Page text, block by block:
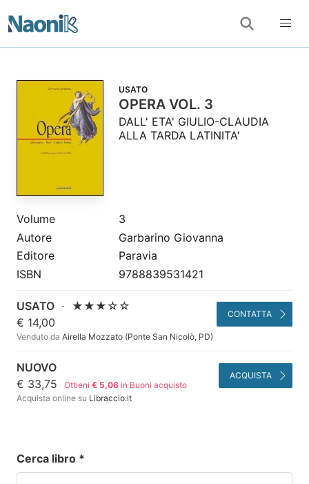
USATO
OPERA VOL. 3
DALL' ETA' GIULIO-CLAUDIA
ALLA TARDA LATINITA'
Volume
3
Autore
Garbarino Giovanna
Editore
Paravia
ISBN
9788839531421
USATO ·
★★★☆☆
€ 14,00
Venduto da Airella Mozzato (Ponte San Nicolò, PD)
CONTATTA
NUOVO
€ 33,75
Ottieni€ 5,06 in Buoni acquisto
Acquista online su Libraccio.it
ACQUISTA
Cerca libro *